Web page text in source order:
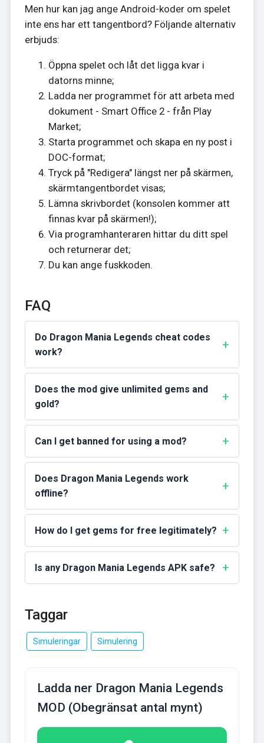
Men hur kan jag ange Android-koder om spelet
inte ens har ett tangentbord? Följande alternativ
erbjuds:
Öppna spelet och låt det ligga kvar i
datorns minne;
Ladda ner programmet för att arbeta med
dokument - Smart Office 2 - från Play
Market;
Starta programmet och skapa en ny post i
DOC-format;
Tryck på "Redigera" längst ner på skärmen,
skärmtangentbordet visas;
Lämna skrivbordet (konsolen kommer att
finnas kvar på skärmen!);
Via programhanteraren hittar du ditt spel
och returnerar det;
Du kan ange fuskkoden.
FAQ
Do Dragon Mania Legends cheat codes
work?
Does the mod give unlimited gems and
gold?
Can I get banned for using a mod?
Does Dragon Mania Legends work
offline?
How do I get gems for free legitimately?
Is any Dragon Mania Legends APK safe?
Taggar
Simuleringar Simulering
Ladda ner Dragon Mania Legends
MOD (Obegränsat antal mynt)